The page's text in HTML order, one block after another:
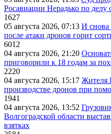
Росавиации Нерадько по делу
1627
05 августа 2026, 07:13 И снова
после атаки дронов горит
6012
04 августа 2026, 21:20
приговорили к 18 годам за
2220
04 августа 2026, 15:17 Жителя
производстве дронов при
1941
04 августа 2026, 13:52
Волгоградской области
взятках